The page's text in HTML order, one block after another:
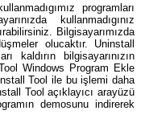
programları
kullanmadıgınız
Bilgisayarımızda
olucaktır. Uninstall
kaldırın bilgisayarınızın
Windows Program Ekle
Tool ile bu işlemi daha
Tool açıklayıcı arayüzü
demosunu indirerek